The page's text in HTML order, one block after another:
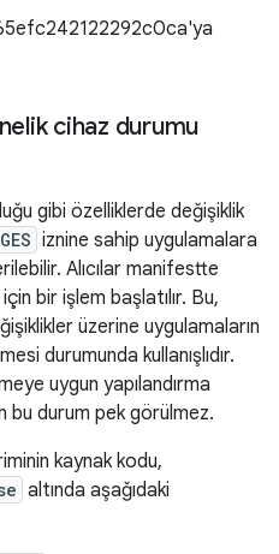
cihaz durumu
gibi özelliklerde değişiklik
iznine sahip uygulamalara
Alıcılar manifestte
bir işlem başlatılır. Bu,
üzerine uygulamaların
durumunda kullanışlıdır.
uygun yapılandırma
bu durum pek görülmez.
kaynak kodu,
altında aşağıdaki